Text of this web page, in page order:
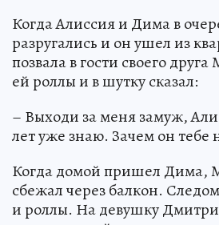
Когда Алиссия и Дима в
разругались и он ушел из
позвала в гости своего
ей роллы и в шутку сказал:
– Выходи за меня замуж,
лет уже знаю. Зачем он тебе
Когда домой пришел Дима,
сбежал через балкон.
и роллы. На девушку